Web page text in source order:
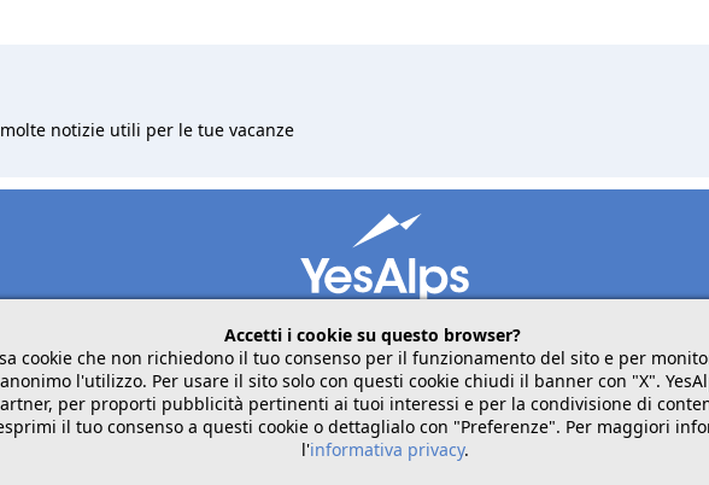
notizie utili per le tue vacanze
mobile seguici su condividi
Italiano
Accetti i cookie su questo browser?
cookie che non richiedono il tuo consenso per il funzionamento del sito e per
l'utilizzo. Per usare il sito solo con questi cookie chiudi il banner con "X".
per proporti pubblicità pertinenti ai tuoi interessi e per la condivisione di
il tuo consenso a questi cookie o dettaglialo con "Preferenze". Per maggiori
l'informativa privacy.